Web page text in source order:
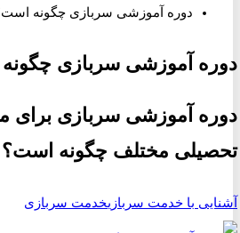
دوره آموزشی سربازی چگونه است؟
آموزشی سربازی چگونه
آموزشی سربازی برای
مختلف چگونه است؟
با خدمت سربازیخدمت سربازی